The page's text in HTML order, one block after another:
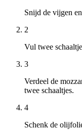
Snijd de vijgen
2
Vul twee
3
Verdeel de
twee schaaltjes.
4
Schenk de